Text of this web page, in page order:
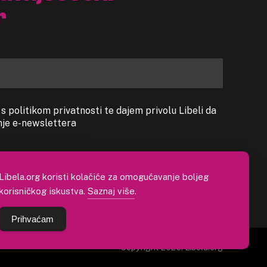
politikom privatnosti te dajem privolu Libeli da
e-newslettera
Copyright 2026. Libela.org
Libela.org koristi kolačiće za omogućavanje boljeg
iskustva. Saznaj više.
Prihvaćam